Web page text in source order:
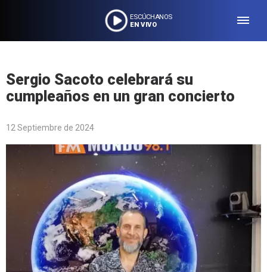
ESCÚCHANOS
EN VIVO
Sergio Sacoto celebrará su
cumpleaños en un gran concierto
12 Septiembre de 2024